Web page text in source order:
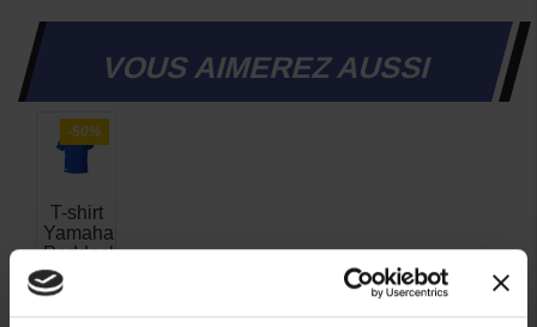
VOUS AIMEREZ AUSSI
-50%
T-shirt
Yamaha
Paddock
Blue
Derby
Homme